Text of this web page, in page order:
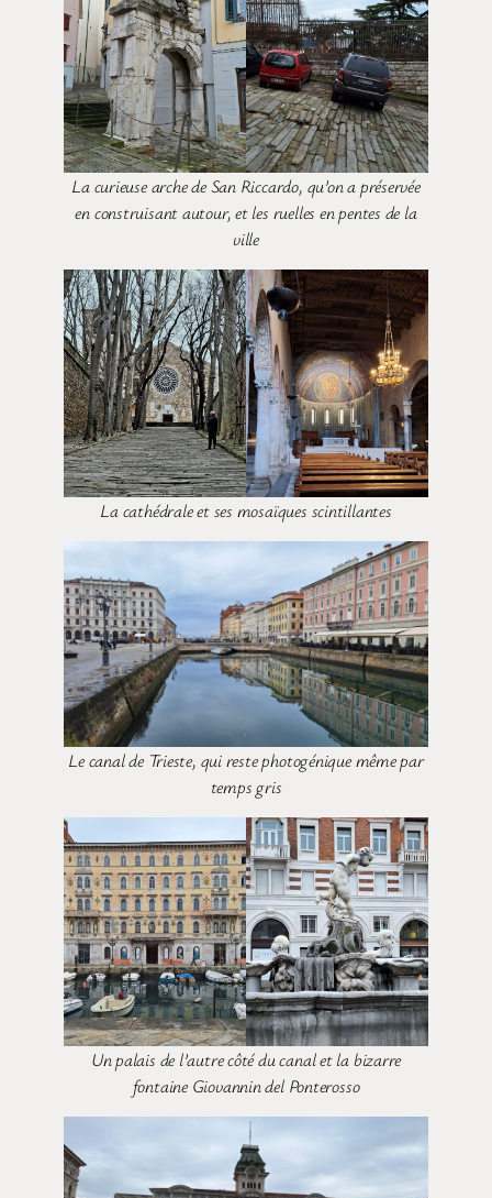
La curieuse arche de San Riccardo, qu’on a préservée
en construisant autour, et les ruelles en pentes de la
ville
La cathédrale et ses mosaïques scintillantes
Le canal de Trieste, qui reste photogénique même par
temps gris
Un palais de l’autre côté du canal et la bizarre
fontaine Giovannin del Ponterosso